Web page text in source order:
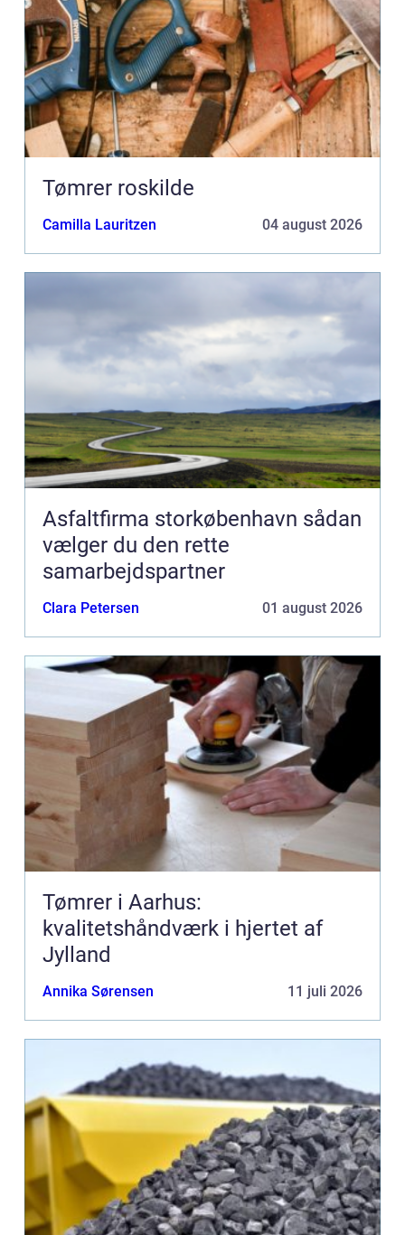
Tømrer roskilde
Camilla Lauritzen 04 august 2026
Asfaltfirma storkøbenhavn sådan
vælger du den rette
samarbejdspartner
Clara Petersen 01 august 2026
Tømrer i Aarhus:
kvalitetshåndværk i hjertet af
Jylland
Annika Sørensen 11 juli 2026